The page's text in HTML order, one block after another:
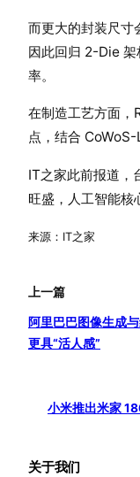
而更大的封装尺寸
因此回归 2-Die 架
率。
在制造工艺方面
点，结合 CoWoS-
IT之家此前报道，
旺盛，人工智能核
来源：IT之家
上一篇
阿里巴巴图像生成
更具“活人感”
小米推出米家
关于我们